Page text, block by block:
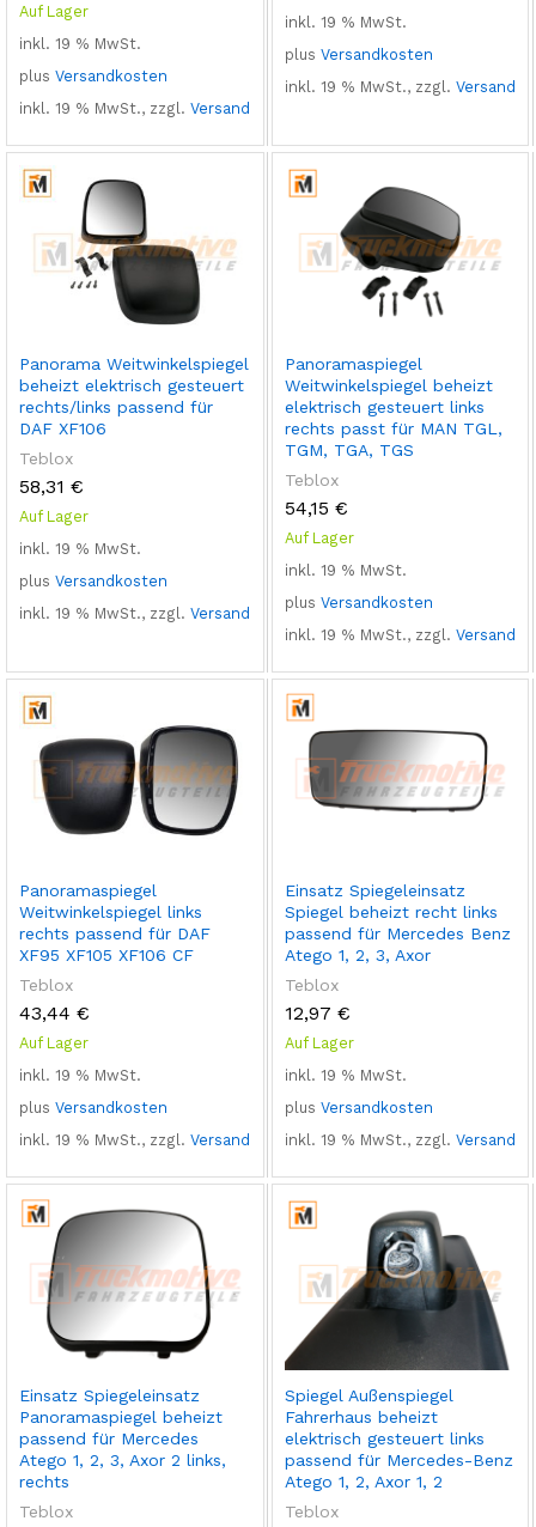
Auf Lager
inkl. 19 % MwSt.
plus Versandkosten
inkl. 19 % MwSt., zzgl. Versand
inkl. 19 % MwSt.
plus Versandkosten
inkl. 19 % MwSt., zzgl. Versand
Panorama Weitwinkelspiegel
beheizt elektrisch gesteuert
rechts/links passend für
DAF XF106
Teblox
58,31 €
Auf Lager
inkl. 19 % MwSt.
plus Versandkosten
inkl. 19 % MwSt., zzgl. Versand
Panoramaspiegel
Weitwinkelspiegel beheizt
elektrisch gesteuert links
rechts passt für MAN TGL,
TGM, TGA, TGS
Teblox
54,15 €
Auf Lager
inkl. 19 % MwSt.
plus Versandkosten
inkl. 19 % MwSt., zzgl. Versand
Panoramaspiegel
Weitwinkelspiegel links
rechts passend für DAF
XF95 XF105 XF106 CF
Teblox
43,44 €
Auf Lager
inkl. 19 % MwSt.
plus Versandkosten
inkl. 19 % MwSt., zzgl. Versand
Einsatz Spiegeleinsatz
Spiegel beheizt recht links
passend für Mercedes Benz
Atego 1, 2, 3, Axor
Teblox
12,97 €
Auf Lager
inkl. 19 % MwSt.
plus Versandkosten
inkl. 19 % MwSt., zzgl. Versand
Einsatz Spiegeleinsatz
Panoramaspiegel beheizt
passend für Mercedes
Atego 1, 2, 3, Axor 2 links,
rechts
Teblox
Spiegel Außenspiegel
Fahrerhaus beheizt
elektrisch gesteuert links
passend für Mercedes-Benz
Atego 1, 2, Axor 1, 2
Teblox